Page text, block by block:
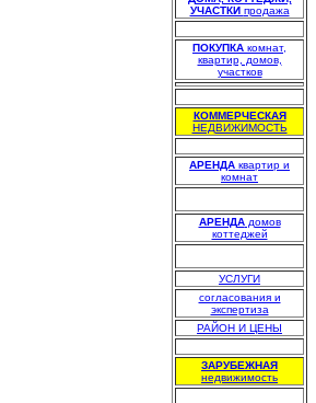
УЧАСТКИ продажа
ПОКУПКА комнат,
квартир, домов,
участков
КОММЕРЧЕСКАЯ
НЕДВИЖИМОСТЬ
АРЕНДА квартир и
комнат
АРЕНДАдомов
коттеджей
УСЛУГИ
согласования и
экспертиза
РАЙОН И ЦЕНЫ
ЗАРУБЕЖНАЯ
недвижимость